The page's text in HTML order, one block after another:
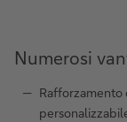
Numerosi